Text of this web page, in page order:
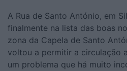
A Rua de Santo António, em
finalmente na lista das boas
zona da Capela de Santo
voltou a permitir a circulação
um problema que há muito